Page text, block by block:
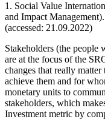
1. Social Value
and Impact
(accessed: 21.09.2022)
Stakeholders (the people
are at the focus of the
changes that really
achieve them and for
monetary units to
stakeholders, which
Investment metric by